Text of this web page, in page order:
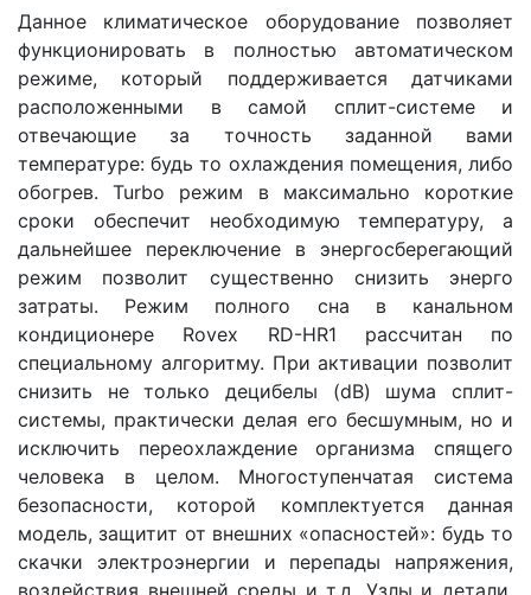
Данное климатическое оборудование позволяет
функционировать в полностью автоматическом
режиме, который поддерживается датчиками
расположенными в самой сплит-системе и
отвечающие за точность заданной вами
температуре: будь то охлаждения помещения, либо
обогрев. Turbo режим в максимально короткие
сроки обеспечит необходимую температуру, а
дальнейшее переключение в энергосберегающий
режим позволит существенно снизить энерго
затраты. Режим полного сна в канальном
кондиционере Rovex RD-HR1 рассчитан по
специальному алгоритму. При активации позволит
снизить не только децибелы (dB) шума сплит-
системы, практически делая его бесшумным, но и
исключить переохлаждение организма спящего
человека в целом. Многоступенчатая система
безопасности, которой комплектуется данная
модель, защитит от внешних «опасностей»: будь то
скачки электроэнергии и перепады напряжения,